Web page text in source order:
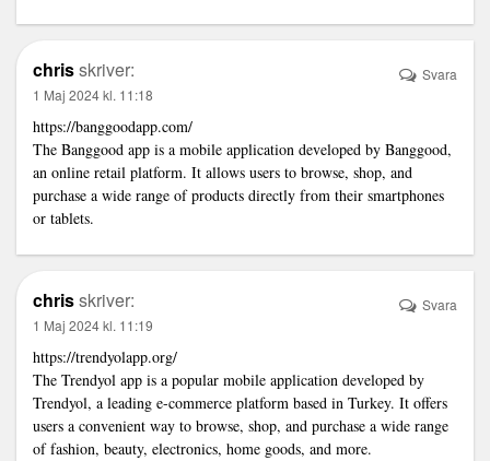
chrisskriver:
1 Maj 2024 kl. 11:18
https://banggoodapp.com/
The Banggood app is a mobile application developed by Banggood,
an online retail platform. It allows users to browse, shop, and
purchase a wide range of products directly from their smartphones
or tablets.
Svara
chrisskriver:
1 Maj 2024 kl. 11:19
https://trendyolapp.org/
The Trendyol app is a popular mobile application developed by
Trendyol, a leading e-commerce platform based in Turkey. It offers
users a convenient way to browse, shop, and purchase a wide range
of fashion, beauty, electronics, home goods, and more.
Svara